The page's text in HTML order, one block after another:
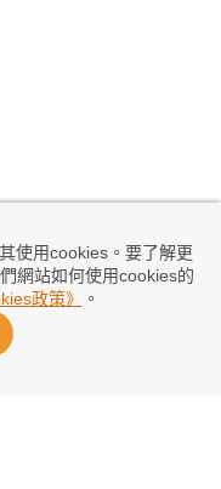
使用cookies。要了解更
網站如何使用cookies的
政策》 。